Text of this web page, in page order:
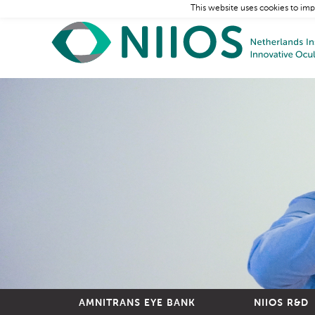
AMNITRANS EYE BANK NIIOS R&D
This website uses cookies to